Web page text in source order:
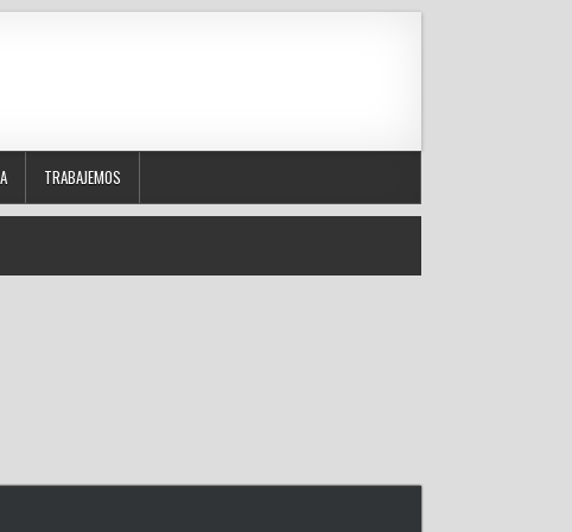
TRABAJEMOS